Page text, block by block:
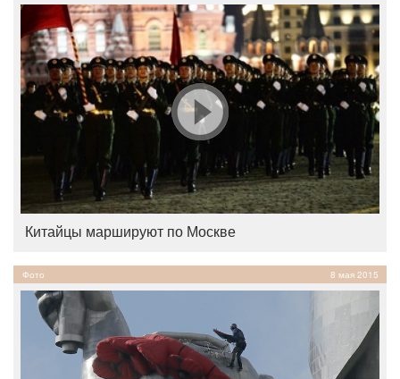
Китайцы маршируют по Москве
Фото 8 мая 2015